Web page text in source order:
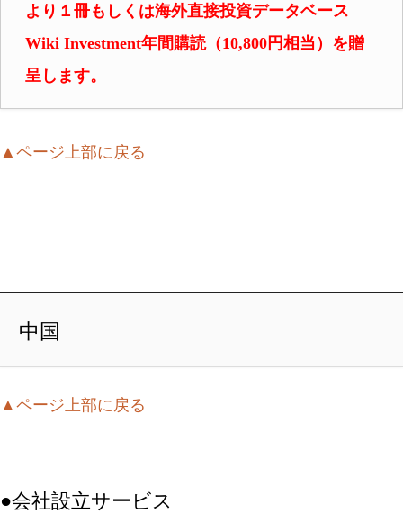
より １冊もしくは海外直接投資データベース
Wiki Investment年間購読（10,800円相当）を贈
呈します。
▲ページ上部に戻る
中国
▲ページ上部に戻る
●会社設立サービス